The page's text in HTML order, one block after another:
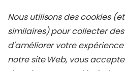
Nous utilisons des cookies
similaires) pour collecter
d'améliorer votre
notre site Web, vous